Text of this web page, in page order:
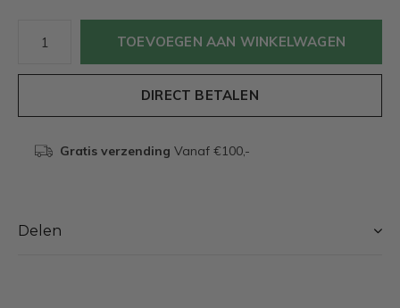
TOEVOEGEN AAN WINKELWAGEN
DIRECT BETALEN
Gratis verzending Vanaf €100,-
Delen